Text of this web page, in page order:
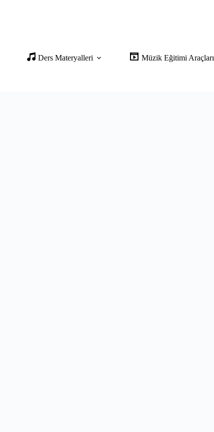
Ders Materyalleri Müzik Eğitimi Araçları